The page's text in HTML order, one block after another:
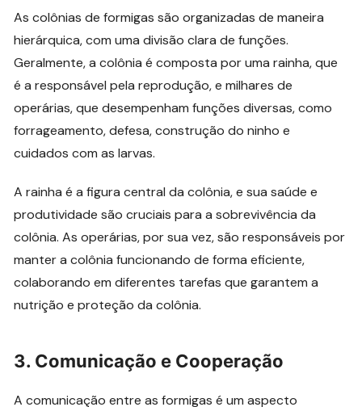
As colônias de formigas são organizadas de maneira
hierárquica, com uma divisão clara de funções.
Geralmente, a colônia é composta por uma rainha, que
é a responsável pela reprodução, e milhares de
operárias, que desempenham funções diversas, como
forrageamento, defesa, construção do ninho e
cuidados com as larvas.
A rainha é a figura central da colônia, e sua saúde e
produtividade são cruciais para a sobrevivência da
colônia. As operárias, por sua vez, são responsáveis por
manter a colônia funcionando de forma eficiente,
colaborando em diferentes tarefas que garantem a
nutrição e proteção da colônia.
3. Comunicação e Cooperação
A comunicação entre as formigas é um aspecto